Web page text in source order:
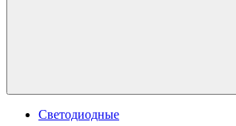
Светодиодные